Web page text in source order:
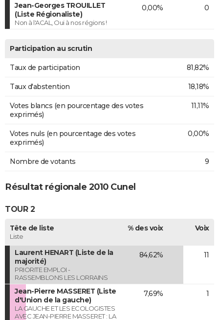
Jean-Georges TROUILLET
(Liste Régionaliste)
Non à l'ACAL, Oui à nos régions !
0,00% 0
Participation au scrutin
Taux de participation 81,82%
Taux d'abstention 18,18%
Votes blancs (en pourcentage des votes
exprimés)
11,11%
Votes nuls (en pourcentage des votes
exprimés)
0,00%
Nombre de votants 9
Résultat régionale 2010 Cunel
TOUR 2
Tête de liste
Liste
% des voix Voix
Laurent HENART (Liste de la
majorité)
PRIORITE EMPLOI -
RASSEMBLONS LES LORRAINS
84,62% 11
Jean-Pierre MASSERET (Liste
d'Union de la gauche)
LA GAUCHE ET LES ECOLOGISTES
AVEC JEAN-PIERRE MASSERET : LA
7,69% 1